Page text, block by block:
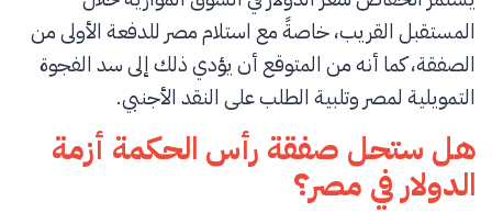
المستقبل القريب، خاصةً مع استلام مصر للدفعة الأولى من
الصفقة، كما أنه من المتوقع أن يؤدي ذلك إلى سد الفجوة
التمويلية لمصر وتلبية الطلب على النقد الأجنبي.
هل ستحل صفقة رأس الحكمة أزمة
الدولار في مصر؟